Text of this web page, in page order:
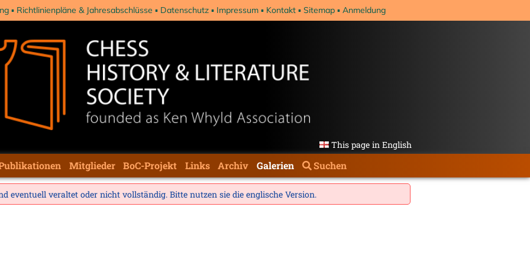
Richtlinienpläne & Jahresabschlüsse Datenschutz Impressum Kontakt Sitemap Anmeldung
This page in English
Mitglieder BoC-Projekt Links Archiv Galerien Suchen
eventuell veraltet oder nicht vollständig. Bitte nutzen sie die englische Version.